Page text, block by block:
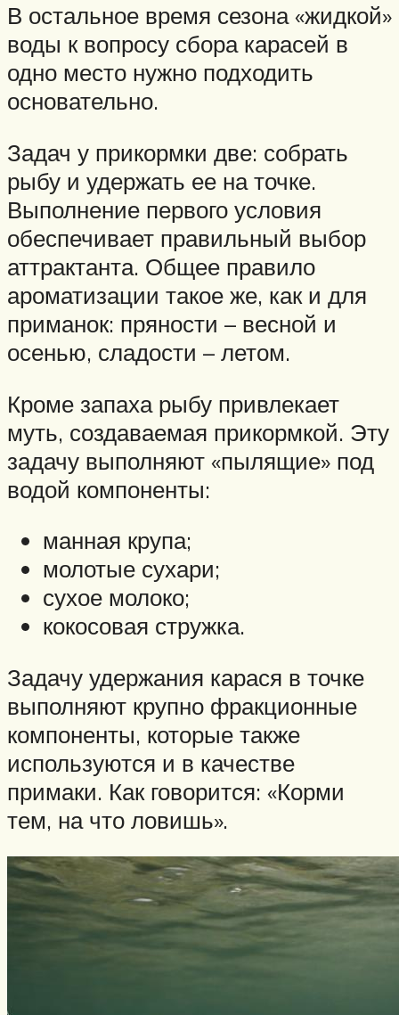
В остальное время сезона «жидкой»
воды к вопросу сбора карасей в
одно место нужно подходить
основательно.
Задач у прикормки две: собрать
рыбу и удержать ее на точке.
Выполнение первого условия
обеспечивает правильный выбор
аттрактанта. Общее правило
ароматизации такое же, как и для
приманок: пряности – весной и
осенью, сладости – летом.
Кроме запаха рыбу привлекает
муть, создаваемая прикормкой. Эту
задачу выполняют «пылящие» под
водой компоненты:
манная крупа;
молотые сухари;
сухое молоко;
кокосовая стружка.
Задачу удержания карася в точке
выполняют крупно фракционные
компоненты, которые также
используются и в качестве
примаки. Как говорится: «Корми
тем, на что ловишь».